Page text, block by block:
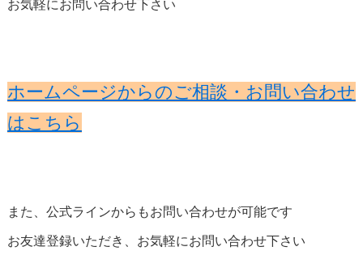
お気軽にお問い合わせ下さい
ホームページからのご相談・お問い合わせ
はこちら
また、公式ラインからもお問い合わせが可能です
お友達登録いただき、お気軽にお問い合わせ下さい